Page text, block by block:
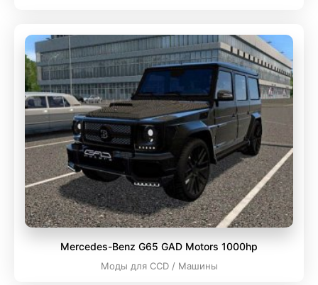
Mercedes-Benz G65 GAD Motors 1000hp
Моды для CCD / Машины